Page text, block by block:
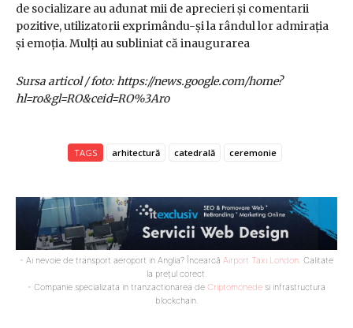
de socializare au adunat mii de aprecieri și comentarii
pozitive, utilizatorii exprimându-și la rândul lor admirația
și emoția. Mulți au subliniat că inaugurarea
Sursa articol / foto: https://news.google.com/home?
hl=ro&gl=RO&ceid=RO%3Aro
TAGS arhitectură catedrală ceremonie
- Ai nevoie de transport aeroport in Anglia? Încearcă Airport Taxi London. Calitate
la prețul corect.
- Companie specializata in tranzactionarea de Criptomonede si infrastructura
blockchain.